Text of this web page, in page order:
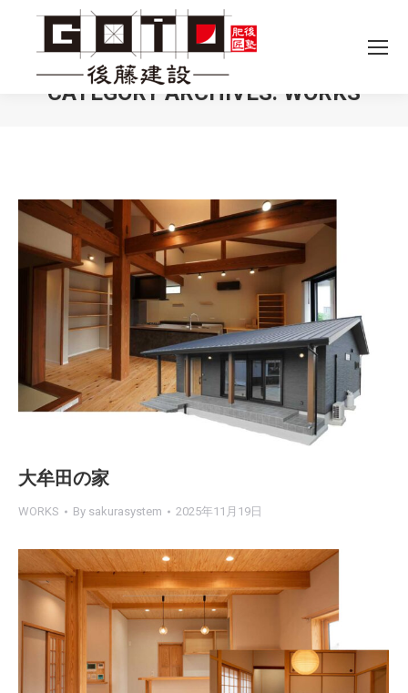
CATEGORY ARCHIVES: WORKS
大牟田の家
WORKS By sakurasystem 2025年11月19日